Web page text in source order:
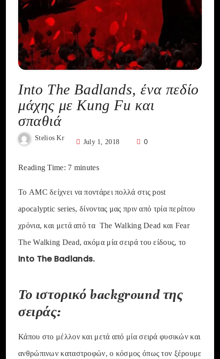
Into The Badlands, ένα πεδίο
μάχης με Kung Fu και
σπαθιά
Stelios Kr
July 1, 2018 0
Reading Time: 7 minutes
Το AMC δείχνει να ποντάρει πολλά στις post
apocalyptic series, δίνοντας μας πριν από τρία περίπου
χρόνια, και μετά από τα The Walking Dead και Fear
The Walking Dead, ακόμα μία σειρά του είδους, το
Into The Badlands.
Το ιστορικό background της
σειράς:
Κάπου στο μέλλον και μετά από μία σειρά φυσικών και
ανθρώπινων καταστροφών, ο κόσμος όπως τον ξέρουμε